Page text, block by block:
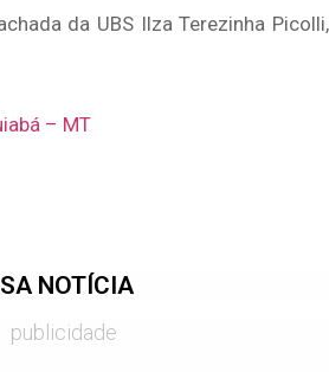
da UBS Ilza Terezinha Picolli,
– MT
NOTÍCIA
publicidade